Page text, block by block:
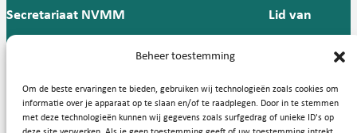
Beheer toestemming
Om de beste ervaringen te bieden, gebruiken wij technologieën zoals cookies om
informatie over je apparaat op te slaan en/of te raadplegen. Door in te stemmen
met deze technologieën kunnen wij gegevens zoals surfgedrag of unieke ID's op
Secretariaat NVMM
Groningen
T: 088 -
57
Lid van